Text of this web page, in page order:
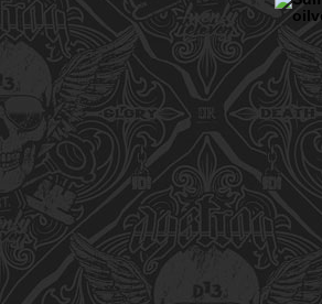
ÜBER DYSTROY
DRUCK &
BONUSPUNKTE
NEWSLETTER
SHOPS